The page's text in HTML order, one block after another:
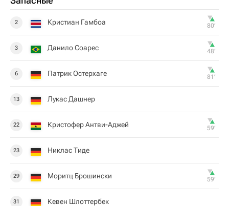
2 Кристиан Гамбоа 80‎’‎
3 Данило Соарес 48‎’‎
6 Патрик Остерхаге 81‎’‎
13 Лукас Дашнер
22 Кристофер Антви-Аджей 59‎’‎
23 Никлас Тиде
29 Моритц Брошински 59‎’‎
31 Кевен Шлоттербек